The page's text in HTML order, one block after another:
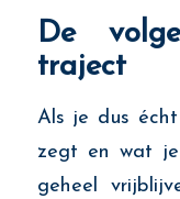
De
traject
Als je dus
zegt en wat
geheel